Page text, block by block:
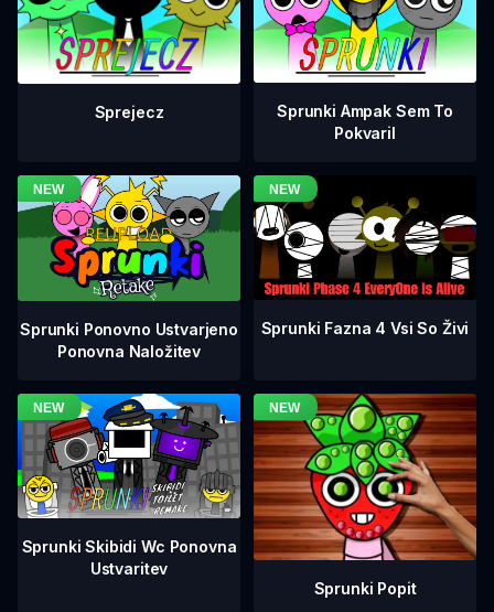
Sprejecz
Sprunki Ampak Sem To
Pokvaril
Sprunki Ponovno Ustvarjeno
Ponovna Naložitev
Sprunki Fazna 4 Vsi So Živi
Sprunki Skibidi Wc Ponovna
Ustvaritev
Sprunki Popit